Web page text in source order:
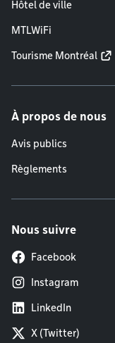
Hôtel de ville
MTLWiFi
Tourisme Montréal
À propos de nous
Avis publics
Règlements
Nous suivre
Facebook
Instagram
LinkedIn
X (Twitter)